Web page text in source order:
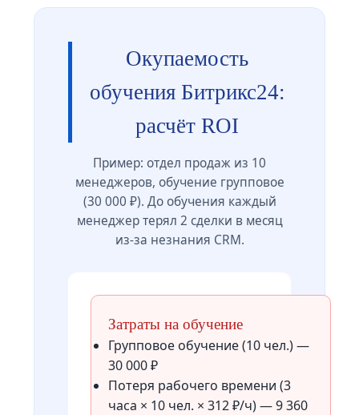
Окупаемость
обучения Битрикс24:
расчёт ROI
Пример: отдел продаж из 10
менеджеров, обучение групповое
(30 000 ₽). До обучения каждый
менеджер терял 2 сделки в месяц
из-за незнания CRM.
Затраты на обучение
Групповое обучение (10 чел.) —
30 000 ₽
Потеря рабочего времени (3
часа × 10 чел. × 312 ₽/ч) — 9 360